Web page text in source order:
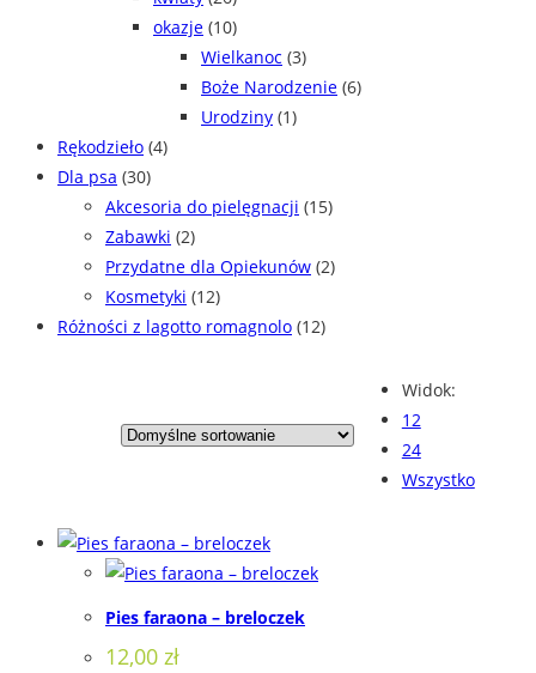
Widok:
12
24
Wszystko
Pies faraona – breloczek
12,00 zł
okazje (10)
Wielkanoc (3)
Boże Narodzenie (6)
Urodziny (1)
Rękodzieło (4)
Dla psa (30)
Akcesoria do pielęgnacji (15)
Zabawki (2)
Przydatne dla Opiekunów (2)
Kosmetyki (12)
Różności z lagotto romagnolo (12)